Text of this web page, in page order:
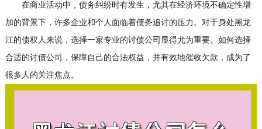
在商业活动中，债务纠纷时有发生，尤其在经济环境不确定性增
加的背景下，许多企业和个人面临着债务追讨的压力。对于身处黑龙
江的债权人来说，选择一家专业的讨债公司 显得尤为重要。如何选择
合适的讨债公司，保障自己的合法权益，并有效地催收欠款，成为了
很多人的关注焦点。